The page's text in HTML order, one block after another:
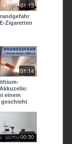
01:13
Zigaretten
01:14
einem
geschieht
00:30